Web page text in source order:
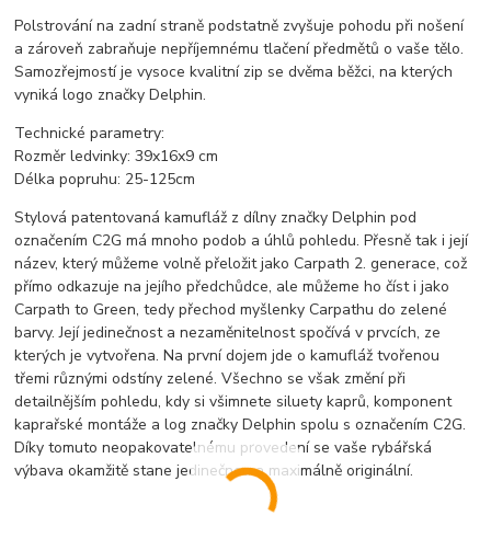
Polstrování na zadní straně podstatně zvyšuje pohodu při nošení
a zároveň zabraňuje nepříjemnému tlačení předmětů o vaše tělo.
Samozřejmostí je vysoce kvalitní zip se dvěma běžci, na kterých
vyniká logo značky Delphin.
Technické parametry:
Rozměr ledvinky: 39x16x9 cm
Délka popruhu: 25-125cm
Stylová patentovaná kamufláž z dílny značky Delphin pod
označením C2G má mnoho podob a úhlů pohledu. Přesně tak i její
název, který můžeme volně přeložit jako Carpath 2. generace, což
přímo odkazuje na jejího předchůdce, ale můžeme ho číst i jako
Carpath to Green, tedy přechod myšlenky Carpathu do zelené
barvy. Její jedinečnost a nezaměnitelnost spočívá v prvcích, ze
kterých je vytvořena. Na první dojem jde o kamufláž tvořenou
třemi různými odstíny zelené. Všechno se však změní při
detailnějším pohledu, kdy si všimnete siluety kaprů, komponent
kaprařské montáže a log značky Delphin spolu s označením C2G.
Díky tomuto neopakovatelnému provedení se vaše rybářská
výbava okamžitě stane jedinečnou a maximálně originální.